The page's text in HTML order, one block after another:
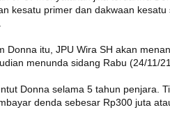
kesatu primer dan dakwaan
Donna itu, JPU Wira SH akan
menunda sidang Rabu (24/11/
Donna selama 5 tahun penjara.
denda sebesar Rp300 juta